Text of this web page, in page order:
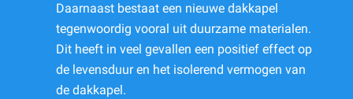
Daarnaast bestaat een nieuwe dakkapel
tegenwoordig vooral uit duurzame materialen.
Dit heeft in veel gevallen een positief effect op
de levensduur en het isolerend vermogen van
de dakkapel.